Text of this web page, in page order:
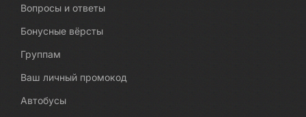
Вопросы и ответы
Бонусные вёрсты
Группам
Ваш личный промокод
Автобусы